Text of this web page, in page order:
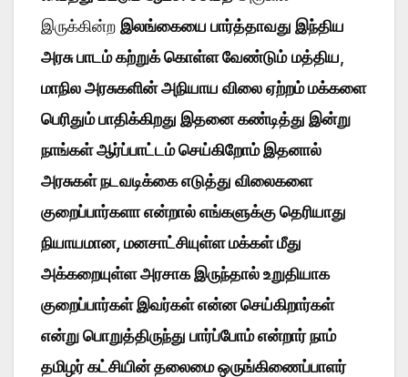
இருக்கின்ற இலங்கையை பார்த்தாவது இந்திய
அரசு பாடம் கற்றுக் கொள்ள வேண்டும் மத்திய
மாநில அரசுகளின் அநியாய விலை ஏற்றம் மக்களை
பெரிதும் பாதிக்கிறது இதனை கண்டித்து இன்று
நாங்கள் ஆர்ப்பாட்டம் செய்கிறோம் இதனால்
அரசுகள் நடவடிக்கை எடுத்து விலைகளை
குறைப்பார்களா என்றால் எங்களுக்கு தெரியாது
நியாயமான, மனசாட்சியுள்ள மக்கள் மீது
அக்கறையுள்ள அரசாக இருந்தால் உறுதியாக
குறைப்பார்கள் இவர்கள் என்ன செய்கிறார்கள்
என்று பொறுத்திருந்து பார்ப்போம் என்றார் நாம்
தமிழர் கட்சியின் தலைமை ஒருங்கிணைப்பாளர்